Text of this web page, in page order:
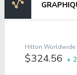
Hilton Worldwide
$324.56 +